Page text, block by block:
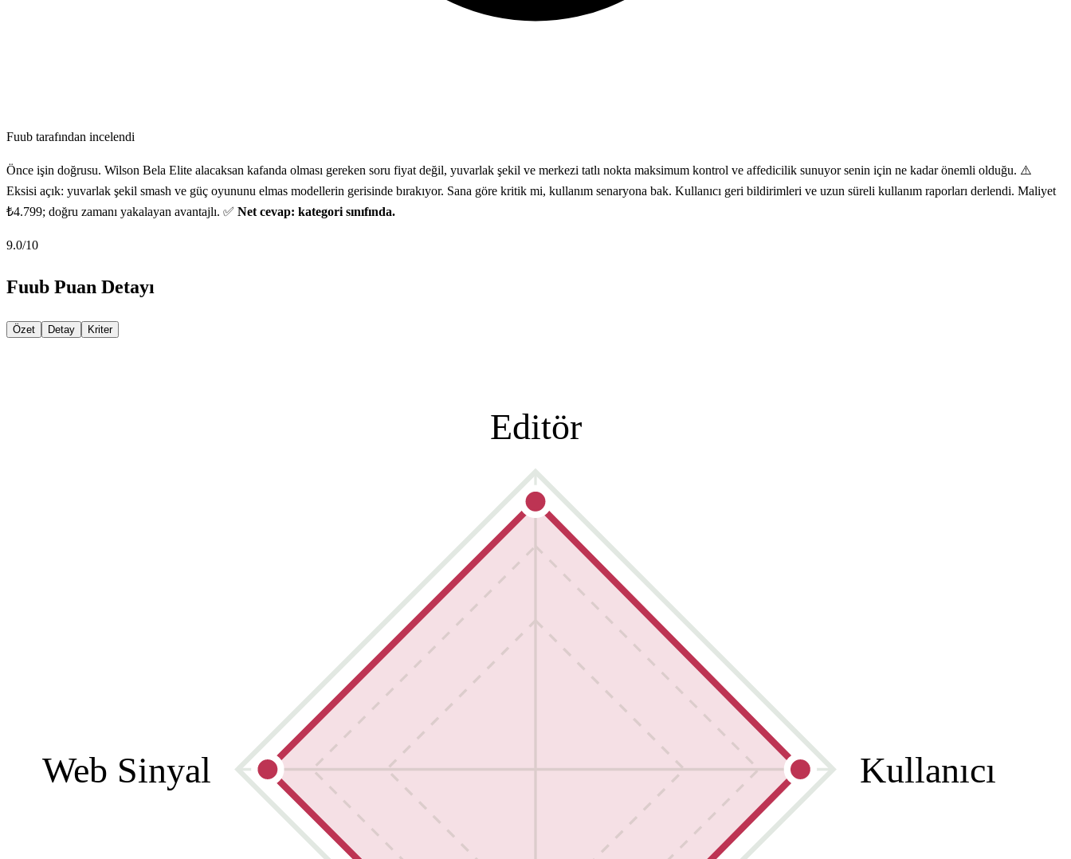
Fuub tarafından incelendi
Önce işin doğrusu. Wilson Bela Elite alacaksan kafanda olması gereken soru fiyat değil, yuvarlak şekil ve merkezi tatlı nokta maksimum kontrol ve affedicilik sunuyor senin için ne kadar önemli olduğu. ⚠️
Eksisi açık: yuvarlak şekil smash ve güç oyununu elmas modellerin gerisinde bırakıyor. Sana göre kritik mi, kullanım senaryona bak. Kullanıcı geri bildirimleri ve uzun süreli kullanım raporları derlendi. Maliyet
₺4.799; doğru zamanı yakalayan avantajlı. ✅ Net cevap: kategori sınıfında.
9.0/10
Fuub Puan Detayı
Özet Detay Kriter
Editör
Kullanıcı
Web Sinyal